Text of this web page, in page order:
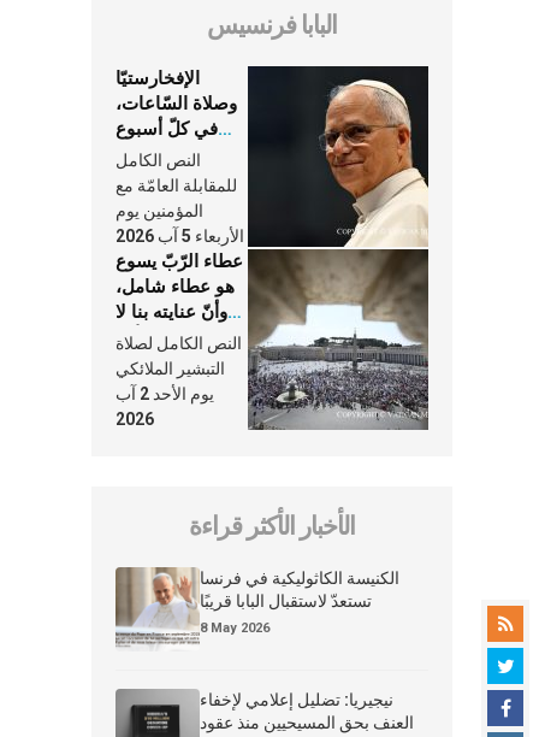
البابا فرنسيس
الإفخارستيّا
وصلاة السّاعات،
في كلّ أسبوع
وكلّ يوم، هما
النَّفَس في حياة
الكنيسة
النص الكامل
للمقابلة العامّة مع
المؤمنين يوم
الأربعاء 5 آب 2026
عطاء الرّبّ يسوع
هو عطاء شامل،
وأنّ عنايته بنا لا
تغيب عنّا أبدًا
النص الكامل لصلاة
التبشير الملائكي
يوم الأحد 2 آب
2026
الأخبار الأكثر قراءة
الكنيسة الكاثوليكية في فرنسا
تستعدّ لاستقبال البابا قريبًا
8 May 2026
نيجيريا: تضليل إعلامي لإخفاء
العنف بحق المسيحيين منذ عقود